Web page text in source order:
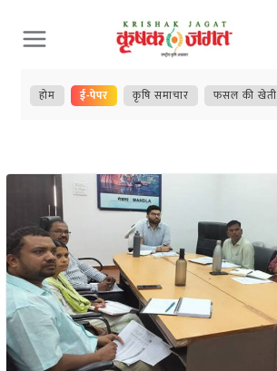
Skip
to
content
होम ई-पेपर कृषि समाचार फसल की खेती